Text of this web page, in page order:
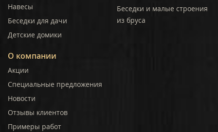
Навесы
Беседки для дачи
Детские домики
Беседки и малые строения
из бруса
О компании
Акции
Специальные предложения
Новости
Отзывы клиентов
Примеры работ